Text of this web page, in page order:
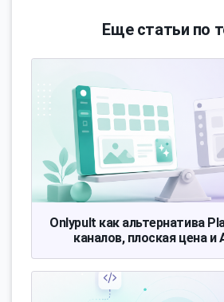
Еще статьи по
Onlypult как альтернатива
каналов, плоская цена и